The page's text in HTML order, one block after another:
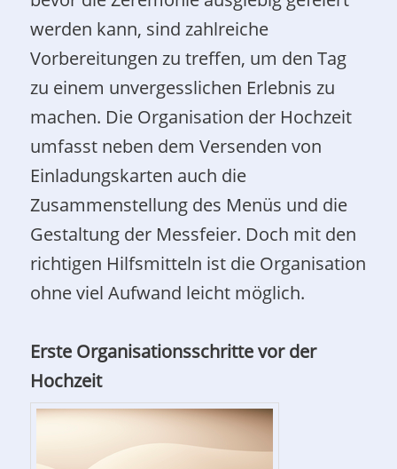
werden kann, sind zahlreiche
Vorbereitungen zu treffen, um den Tag
zu einem unvergesslichen Erlebnis zu
machen. Die Organisation der Hochzeit
umfasst neben dem Versenden von
Einladungskarten auch die
Zusammenstellung des Menüs und die
Gestaltung der Messfeier. Doch mit den
richtigen Hilfsmitteln ist die Organisation
ohne viel Aufwand leicht möglich.
Erste Organisationsschritte vor der
Hochzeit